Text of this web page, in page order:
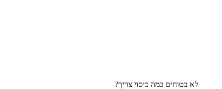
לא בטוחים כמה כיסוי צריך?